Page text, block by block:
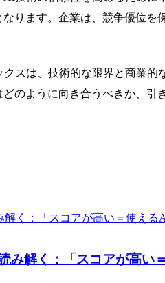
ります。企業は、競争優位を
スは、技術的な限界と商業
のように向き合うべきか、引
み解く：「スコアが高い